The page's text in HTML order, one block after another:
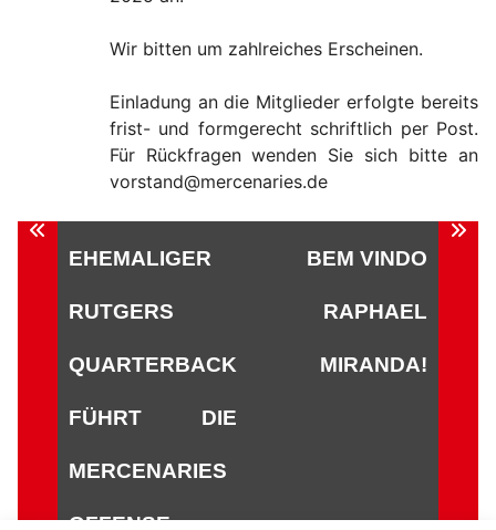
Wir bitten um zahlreiches Erscheinen.
Einladung an die Mitglieder erfolgte bereits
frist- und formgerecht schriftlich per Post.
Für Rückfragen wenden Sie sich bitte an
vorstand@mercenaries.de
Beitragsnavigation
EHEMALIGER
RUTGERS
QUARTERBACK
FÜHRT DIE
MERCENARIES
OFFENSE
BEM VINDO
RAPHAEL
MIRANDA!